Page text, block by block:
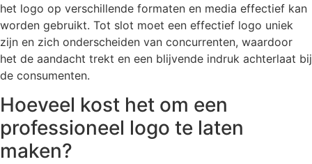
het logo op verschillende formaten en media effectief kan
worden gebruikt. Tot slot moet een effectief logo uniek
zijn en zich onderscheiden van concurrenten, waardoor
het de aandacht trekt en een blijvende indruk achterlaat bij
de consumenten.
Hoeveel kost het om een
professioneel logo te laten
maken?